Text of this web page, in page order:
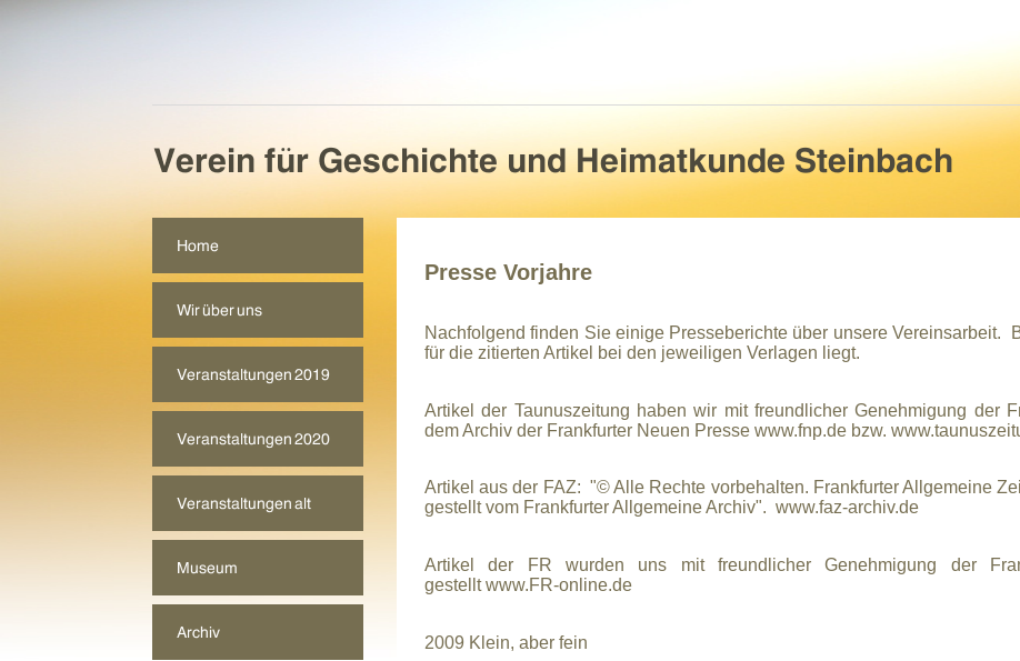
Presse Vorjahre
Nachfolgend finden Sie einige Presseberichte über unsere Vereinsarbeit.
für die zitierten Artikel bei den jeweiligen Verlagen liegt.
Artikel der Taunuszeitung haben wir mit freundlicher Genehmigung der
demArchiv der Frankfurter Neuen Presse www.fnp.de bzw.
Artikel aus der FAZ: "© Alle Rechte vorbehalten. Frankfurter Allgemeine
gestellt vom Frankfurter Allgemeine Archiv". www.faz-archiv.de
Artikel der FR wurden uns mit freundlicher Genehmigung der
gestelltwww.FR-online.de
2009 Klein, aber fein